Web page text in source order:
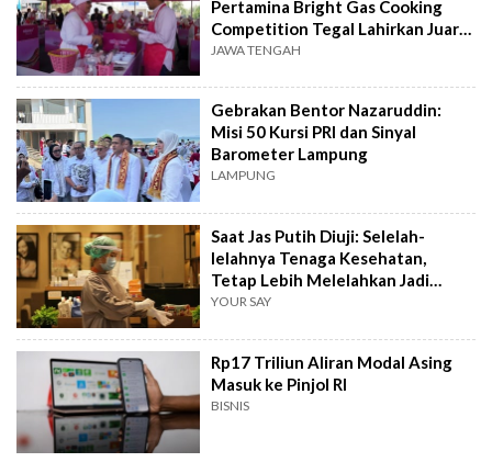
Pertamina Bright Gas Cooking
Competition Tegal Lahirkan Juara
Baru
JAWA TENGAH
Gebrakan Bentor Nazaruddin:
Misi 50 Kursi PRI dan Sinyal
Barometer Lampung
LAMPUNG
Saat Jas Putih Diuji: Selelah-
lelahnya Tenaga Kesehatan,
Tetap Lebih Melelahkan Jadi
Pasien
YOUR SAY
Rp17 Triliun Aliran Modal Asing
Masuk ke Pinjol RI
BISNIS